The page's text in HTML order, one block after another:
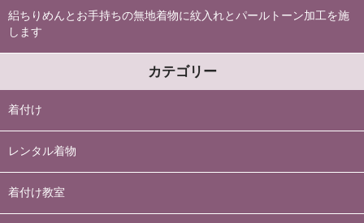
絽ちりめんとお手持ちの無地着物に紋入れとパールトーン加工を施
します
カテゴリー
着付け
レンタル着物
着付け教室